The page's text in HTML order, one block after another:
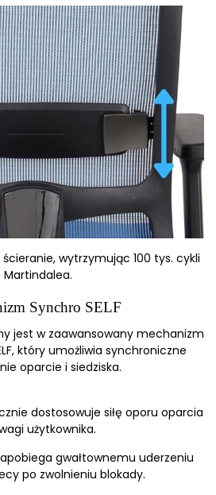
wytrzymując 100 tys. cykli
Martindalea.
Synchro SELF
jest w zaawansowany mechanizm
który umożliwia synchroniczne
oparcie i siedziska.
dostosowuje siłę oporu oparcia
użytkownika.
gwałtownemu uderzeniu
po zwolnieniu blokady.